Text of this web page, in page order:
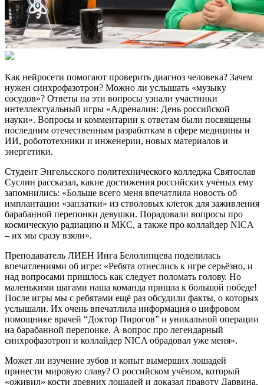
Как нейросети помогают проверить диагноз человека? Зачем
нужен синхрофазотрон? Можно ли услышать «музыку
сосудов»? Ответы на эти вопросы узнали участники
интеллектуальный игры «Адреналин: День российской
науки». Вопросы и комментарии к ответам были посвящены
последним отечественным разработкам в сфере медицины и
ИИ, робототехники и инженерии, новых материалов и
энергетики.
Студент Энгельсского политехнического колледжа Святослав
Суслин рассказал, какие достижения российских учёных ему
запомнились: «Больше всего меня впечатлила новость об
имплантации «заплатки» из стволовых клеток для заживления
барабанной перепонки девушки. Порадовали вопросы про
космическую радиацию и МКС, а также про коллайдер NICA
– их мы сразу взяли».
Преподаватель ЛИЕН Инга Белолипцева поделилась
впечатлениями об игре: «Ребята отнеслись к игре серьёзно, и
над вопросами пришлось как следует поломать голову. Но
маленькими шагами наша команда пришла к большой победе!
После игры мы с ребятами ещё раз обсудили факты, о которых
услышали. Их очень впечатлила информация о цифровом
помощнике врачей “Доктор Пирогов” и уникальной операции
на барабанной перепонке. А вопрос про легендарный
синхрофазотрон и коллайдер NICA обрадовал уже меня».
Может ли изучение зубов и копыт вымерших лошадей
принести мировую славу? О российском учёном, который
«оживил» кости древних лошадей и доказал правоту Дарвина,